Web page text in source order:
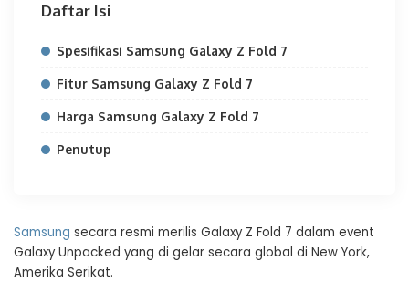
Daftar Isi
Spesifikasi Samsung Galaxy Z Fold 7
Fitur Samsung Galaxy Z Fold 7
Harga Samsung Galaxy Z Fold 7
Penutup
Samsung secara resmi merilis Galaxy Z Fold 7 dalam event
Galaxy Unpacked yang di gelar secara global di New York,
Amerika Serikat.